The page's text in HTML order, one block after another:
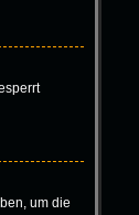
um die